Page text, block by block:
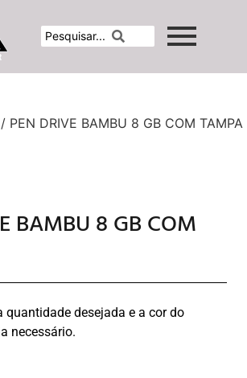
/ PEN DRIVE BAMBU 8 GB COM TAMPA
BAMBU 8 GB COM
quantidade desejada e a cor do
necessário.